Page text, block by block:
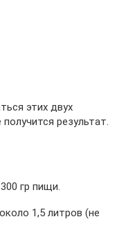
этих двух
результат.
гр пищи.
1,5 литров (не